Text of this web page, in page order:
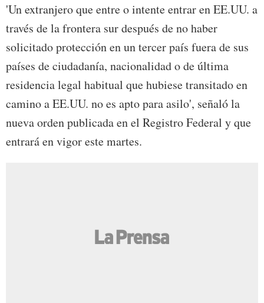
'Un extranjero que entre o intente entrar en EE.UU. a
través de la frontera sur después de no haber
solicitado protección en un tercer país fuera de sus
países de ciudadanía, nacionalidad o de última
residencia legal habitual que hubiese transitado en
camino a EE.UU. no es apto para asilo', señaló la
nueva orden publicada en el Registro Federal y que
entrará en vigor este martes.